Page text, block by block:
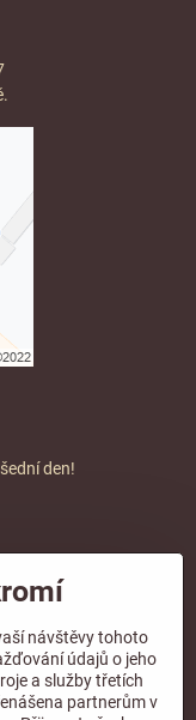
den!
návštěvy tohoto
údajů o jeho
a služby třetích
partnerům v